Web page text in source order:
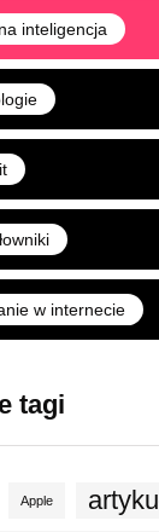
inteligencja
w internecie
tagi
Apple